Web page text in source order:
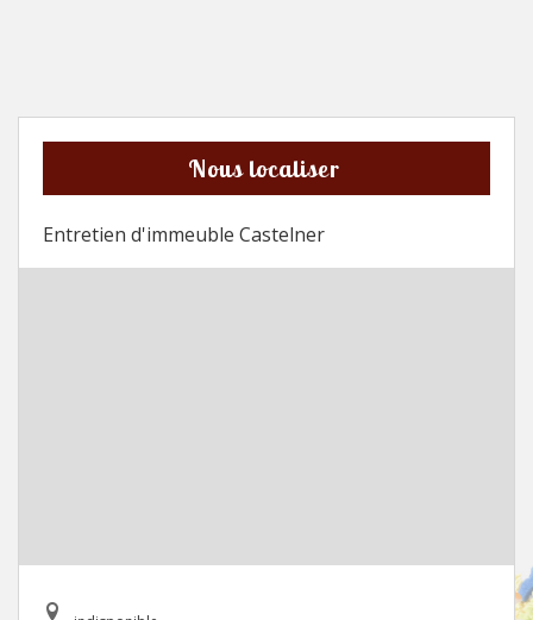
Nous localiser
Entretien d'immeuble Castelner